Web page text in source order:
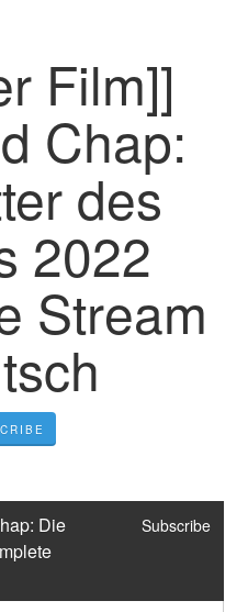
Film]]
Chap:
des
2022
Stream
Die
Subscribe